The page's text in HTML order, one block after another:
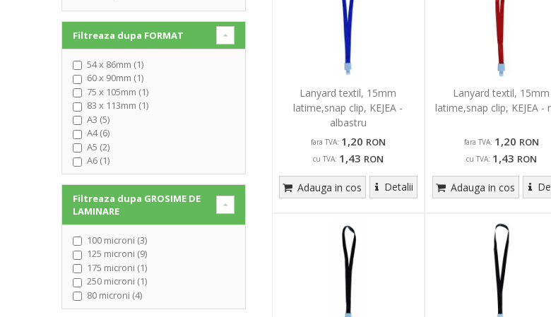
Lanyard textil, 15mm
latime,snap clip, KEJEA -
albastru
fara TVA: 1,20 RON
cu TVA: 1,43 RON
Adauga in cos Detalii
Lanyard textil, 15mm
latime,snap clip, KEJEA -
fara TVA: 1,20 RON
cu TVA: 1,43 RON
Adauga in cos
Filtreaza dupa FORMAT
54 x 86mm (1)
60 x 90mm (1)
75 x 105mm (1)
83 x 113mm (1)
A3 (5)
A4 (6)
A5 (2)
A6 (1)
Filtreaza dupa GROSIME DE
LAMINARE
100 microni (3)
125 microni (9)
175 microni (1)
250 microni (1)
80 microni (4)